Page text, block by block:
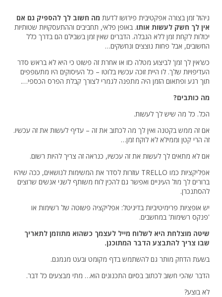
ניהול זמן בצורה אפקטיבית פירושו לדעת מה חשוב לך להספיק גם אם
אין לך חשק לעשות אותו. באופן פלאי, תחביבים וההתעסקויות שטותיות
יכולות לקחת זמן ללא הגבלה. הדברים שאין זמן בשבילם הם בדרך כלל
החשובים, אבל פחות נוצצים ונחשקים…
כש'אין לך זמן' לביצוע מטלה כזו או אחרת זה פשוט כי היא לא בראש סדר
העדיפויות שלך. לו היית זוכה עכשיו בלוטו – כל העיסוקים היו מתעופפים
תוך רגע ופתאום הזמן היה מתפנה לגמרי לצורך קבלת הפרס הכספי….
מה כותבים?
הכל. כל מה שיש לך לעשות.
אם זה ממש בקטנה ואין לך מה לכתוב את זה – עדיף לעשות את זה עכשיו.
זה הרי קטן וממילא לא לוקח זמן…
אם לא מתאים לך לעשות את זה עכשיו, כנראה זה צריך להיות רשום.
אפליקציות כמו TRELLO עוזרות לסדר את המשימות לנושאים, ככה שיהיו
ברורים לך מול העיניים ואפשר גם להכין לוח משותף לשני אנשים שרוצים
להסתנכרן.
יש אופציות פרימיטיביות בדיגיטל: אפליקציה פשוטה של רשימות או
'פנקס רשימות' במחשבים.
שיטה מוצלחת היא לשלוח מייל לעצמך כשהוא מתוזמן לתאריך
שבו צריך להתבצע הדבר המתוכנן.
בשעת הדחק מותר גם להשתמש בדף מקומט ובעט מגמגם.
הדבר שהכי חשוב לכתוב בסיום התכנונים הוא… מתי מבצעים כל דבר.
לא בוצע?